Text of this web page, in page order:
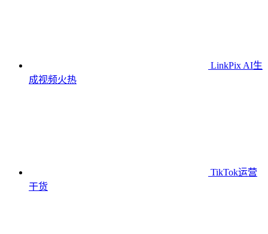
LinkPix AI生
成视频火热
TikTok运营
干货